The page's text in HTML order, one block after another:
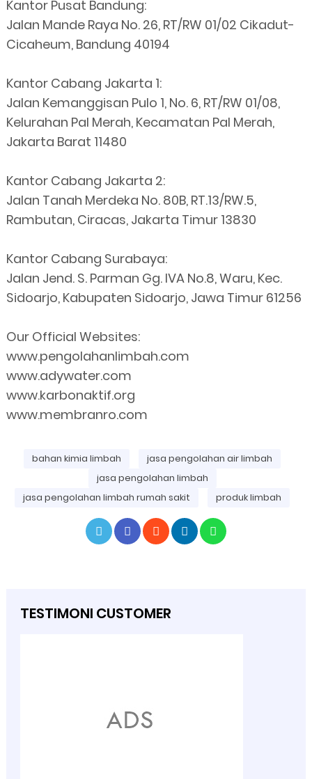
Kantor Pusat Bandung:
Jalan Mande Raya No. 26, RT/RW 01/02 Cikadut-
Cicaheum, Bandung 40194
Kantor Cabang Jakarta 1:
Jalan Kemanggisan Pulo 1, No. 6, RT/RW 01/08,
Kelurahan Pal Merah, Kecamatan Pal Merah,
Jakarta Barat 11480
Kantor Cabang Jakarta 2:
Jalan Tanah Merdeka No. 80B, RT.13/RW.5,
Rambutan, Ciracas, Jakarta Timur 13830
Kantor Cabang Surabaya:
Jalan Jend. S. Parman Gg. IVA No.8, Waru, Kec.
Sidoarjo, Kabupaten Sidoarjo, Jawa Timur 61256
Our Official Websites:
www.pengolahanlimbah.com
www.adywater.com
www.karbonaktif.org
www.membranro.com
bahan kimia limbah
jasa pengolahan air limbah
jasa pengolahan limbah
jasa pengolahan limbah rumah sakit
produk limbah
TESTIMONI CUSTOMER